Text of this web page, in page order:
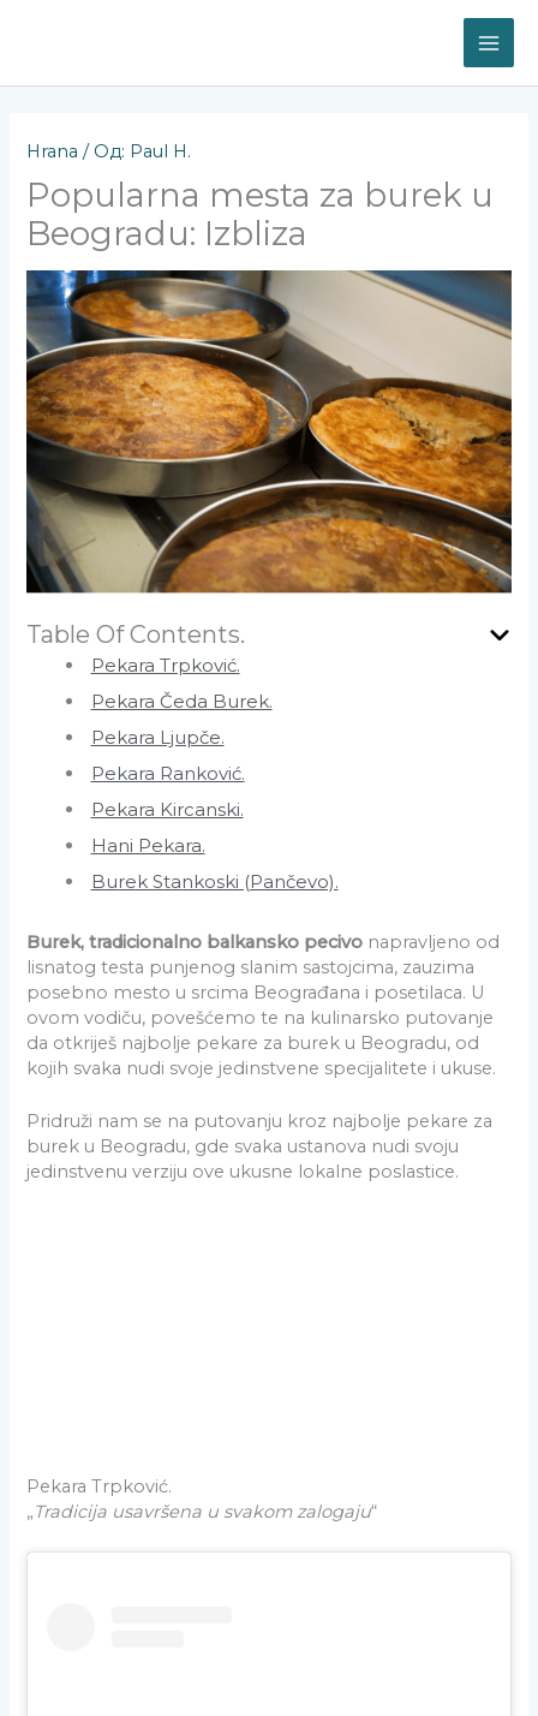
Hrana / Од: Paul H.
Popularna mesta za burek u
Beogradu: Izbliza
Table Of Contents.
Pekara Trpković.
Pekara Čeda Burek.
Pekara Ljupče.
Pekara Ranković.
Pekara Kircanski.
Hani Pekara.
Burek Stankoski (Pančevo).
Burek, tradicionalno balkansko pecivo napravljeno od
lisnatog testa punjenog slanim sastojcima, zauzima
posebno mesto u srcima Beograđana i posetilaca. U
ovom vodiču, povešćemo te na kulinarsko putovanje
da otkriješ najbolje pekare za burek u Beogradu, od
kojih svaka nudi svoje jedinstvene specijalitete i ukuse.
Pridruži nam se na putovanju kroz najbolje pekare za
burek u Beogradu, gde svaka ustanova nudi svoju
jedinstvenu verziju ove ukusne lokalne poslastice.
Pekara Trpković.
„Tradicija usavršena u svakom zalogaju“